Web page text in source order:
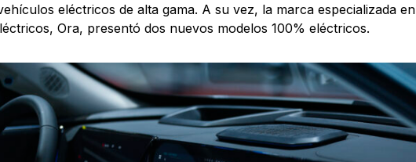
eléctricos de alta gama. A su vez, la marca especializada en
Ora, presentó dos nuevos modelos 100% eléctricos.